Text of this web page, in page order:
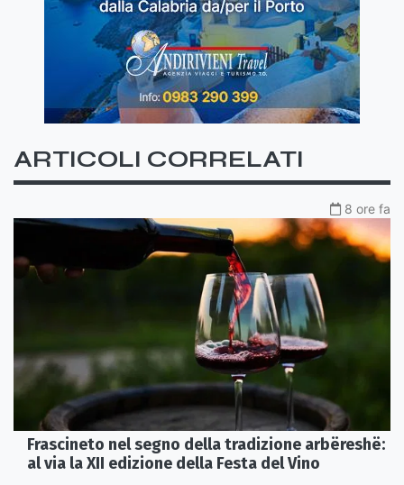
ARTICOLI CORRELATI
8 ore fa
Frascineto nel segno della tradizione arbëreshë:
al via la XII edizione della Festa del Vino